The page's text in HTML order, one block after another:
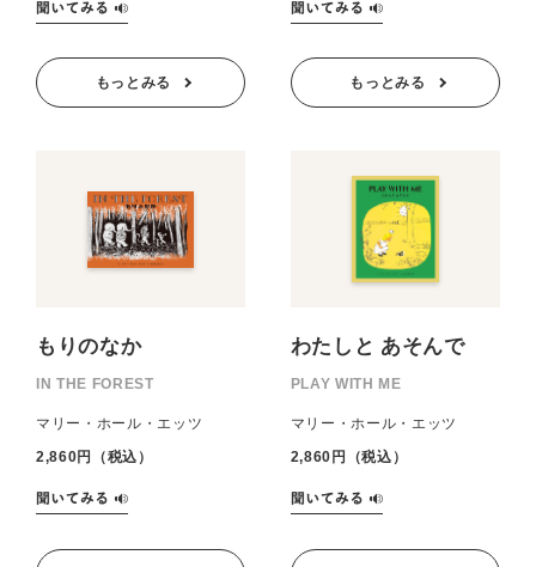
もっとみる もっとみる
もりのなか
IN THE FOREST
マリー・ホール・エッツ
2,860円（税込）
わたしと あそんで
PLAY WITH ME
マリー・ホール・エッツ
2,860円（税込）